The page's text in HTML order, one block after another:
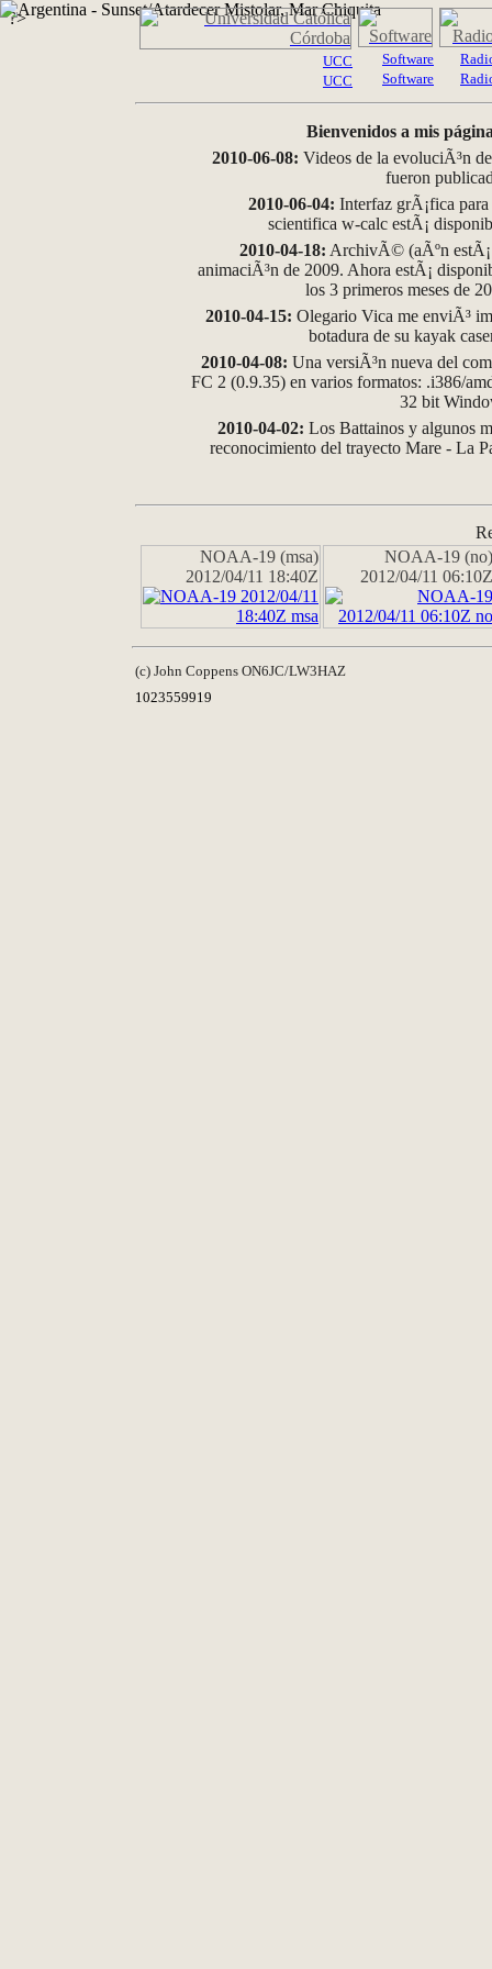
?>
UCC
UCC
Software
Software
Bienvenidos a mis
2010-06-08: Videos de la evoluciÃ³n
fueron
2010-06-04: Interfaz grÃ¡fica
scientifica w-calc estÃ¡
2010-04-18: ArchivÃ© (aÃºn
animaciÃ³n de 2009. Ahora estÃ¡
los 3 primeros meses de
2010-04-15: Olegario Vica me enviÃ³
botadura de su kayak
2010-04-08: Una versiÃ³n nueva del
FC 2 (0.9.35) en varios formatos: .i386/
32 bit
2010-04-02: Los Battainos y algunos
reconocimiento del trayecto Mare - La
NOAA-19 (msa)
2012/04/11 18:40Z
NOAA-19 (no)
2012/04/11 06:10Z
(c) John Coppens ON6JC/LW3HAZ
1023559919